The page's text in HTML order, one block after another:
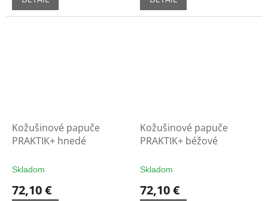
Kožušinové papuče
PRAKTIK+ ​​hnedé
Skladom
72,10 €
Kožušinové papuče
PRAKTIK+ ​​béžové
Skladom
72,10 €